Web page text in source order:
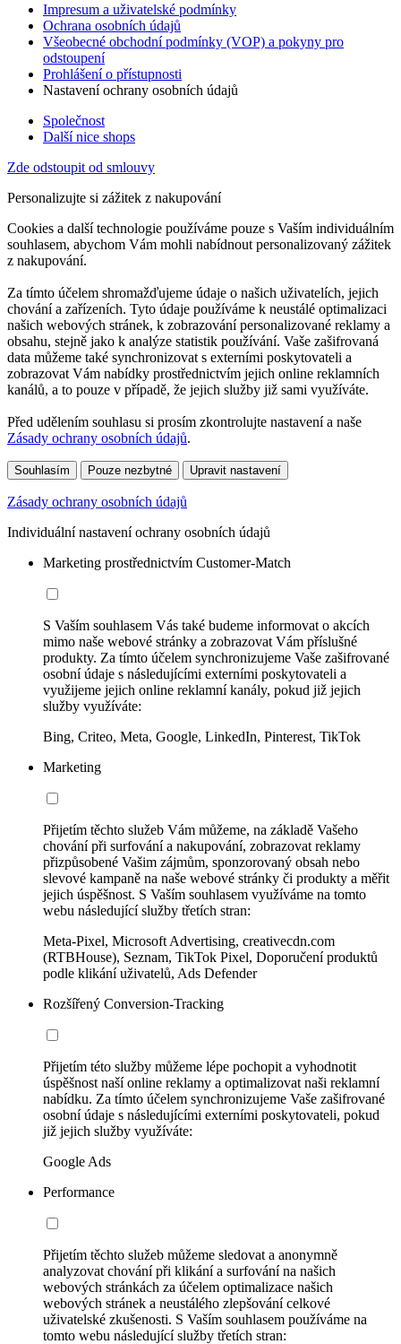
Impresum a uživatelské podmínky
Ochrana osobních údajů
Všeobecné obchodní podmínky (VOP) a pokyny pro
odstoupení
Prohlášení o přístupnosti
Nastavení ochrany osobních údajů
Společnost
Další nice shops
Zde odstoupit od smlouvy
Personalizujte si zážitek z nakupování
Cookies a další technologie používáme pouze s Vaším individuálním
souhlasem, abychom Vám mohli nabídnout personalizovaný zážitek
z nakupování.
Za tímto účelem shromažďujeme údaje o našich uživatelích, jejich
chování a zařízeních. Tyto údaje používáme k neustálé optimalizaci
našich webových stránek, k zobrazování personalizované reklamy a
obsahu, stejně jako k analýze statistik používání. Vaše zašifrovaná
data můžeme také synchronizovat s externími poskytovateli a
zobrazovat Vám nabídky prostřednictvím jejich online reklamních
kanálů, a to pouze v případě, že jejich služby již sami využíváte.
Před udělením souhlasu si prosím zkontrolujte nastavení a naše
Zásady ochrany osobních údajů.
Souhlasím Pouze nezbytné Upravit nastavení
Zásady ochrany osobních údajů
Individuální nastavení ochrany osobních údajů
Marketing prostřednictvím Customer-Match
S Vaším souhlasem Vás také budeme informovat o akcích
mimo naše webové stránky a zobrazovat Vám příslušné
produkty. Za tímto účelem synchronizujeme Vaše zašifrované
osobní údaje s následujícími externími poskytovateli a
využijeme jejich online reklamní kanály, pokud již jejich
služby využíváte:
Bing, Criteo, Meta, Google, LinkedIn, Pinterest, TikTok
Marketing
Přijetím těchto služeb Vám můžeme, na základě Vašeho
chování při surfování a nakupování, zobrazovat reklamy
přizpůsobené Vašim zájmům, sponzorovaný obsah nebo
slevové kampaně na naše webové stránky či produkty a měřit
jejich úspěšnost. S Vaším souhlasem využíváme na tomto
webu následující služby třetích stran:
Meta-Pixel, Microsoft Advertising, creativecdn.com
(RTBHouse), Seznam, TikTok Pixel, Doporučení produktů
podle klikání uživatelů, Ads Defender
Rozšířený Conversion-Tracking
Přijetím této služby můžeme lépe pochopit a vyhodnotit
úspěšnost naší online reklamy a optimalizovat naši reklamní
nabídku. Za tímto účelem synchronizujeme Vaše zašifrované
osobní údaje s následujícími externími poskytovateli, pokud
již jejich služby využíváte:
Google Ads
Performance
Přijetím těchto služeb můžeme sledovat a anonymně
analyzovat chování při klikání a surfování na našich
webových stránkách za účelem optimalizace našich
webových stránek a neustálého zlepšování celkové
uživatelské zkušenosti. S Vaším souhlasem používáme na
tomto webu následující služby třetích stran: